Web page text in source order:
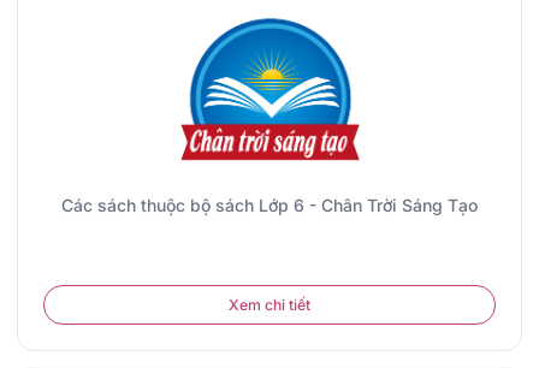
Các sách thuộc bộ sách Lớp 6 - Chân Trời Sáng Tạo
Xem chi tiết